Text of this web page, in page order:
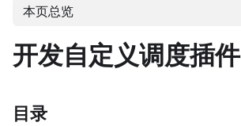
本页总览
开发自定义调度插件
目录